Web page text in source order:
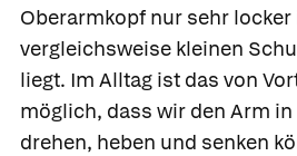
Oberarmkopf nur sehr locker
vergleichsweise kleinen
liegt. Im Alltag ist das von
möglich, dass wir den Arm
drehen, heben und senken